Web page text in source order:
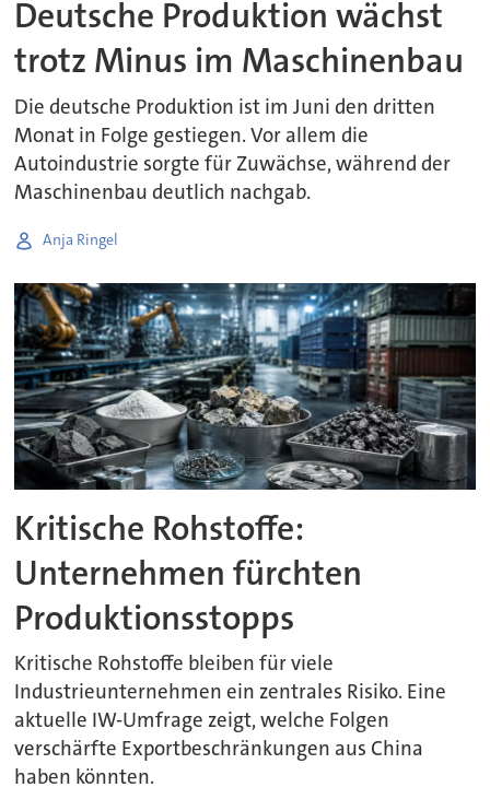
Deutsche Produktion wächst
trotz Minus im Maschinenbau
Die deutsche Produktion ist im Juni den dritten
Monat in Folge gestiegen. Vor allem die
Autoindustrie sorgte für Zuwächse, während der
Maschinenbau deutlich nachgab.
Anja Ringel
Kritische Rohstoffe:
Unternehmen fürchten
Produktionsstopps
Kritische Rohstoffe bleiben für viele
Industrieunternehmen ein zentrales Risiko. Eine
aktuelle IW-Umfrage zeigt, welche Folgen
verschärfte Exportbeschränkungen aus China
haben könnten.